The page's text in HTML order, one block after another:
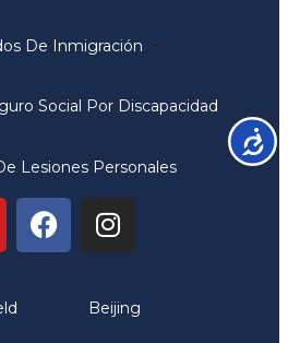
De Inmigración
Social Por Discapacidad
Lesiones Personales
Beijing